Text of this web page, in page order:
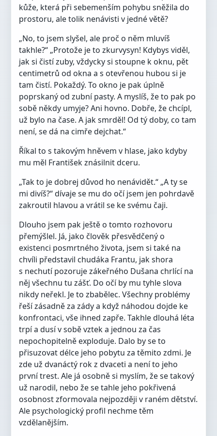
kůže, která při sebemenším pohybu sněžila do
prostoru, ale tolik nenávisti v jedné větě?
„No, to jsem slyšel, ale proč o něm mluvíš
takhle?“ „Protože je to zkurvysyn! Kdybys viděl,
jak si čistí zuby, vždycky si stoupne k oknu, pět
centimetrů od okna a s otevřenou hubou si je
tam čistí. Pokaždý. To okno je pak úplně
poprskaný od zubní pasty. A myslíš, že to pak po
sobě někdy umyje? Ani hovno. Dobře, že chcípl,
už bylo na čase. A jak smrděl! Od tý doby, co tam
není, se dá na cimře dejchat.“
Říkal to s takovým hněvem v hlase, jako kdyby
mu měl František znásilnit dceru.
„Tak to je dobrej důvod ho nenávidět.“ „A ty se
mi divíš?“ dívaje se mu do očí jsem jen pohrdavě
zakroutil hlavou a vrátil se ke svému čaji.
Dlouho jsem pak ještě o tomto rozhovoru
přemýšlel. Já, jako člověk přesvědčený o
existenci posmrtného života, jsem si také na
chvíli představil chudáka Frantu, jak shora
s nechutí pozoruje zákeřného Dušana chrlící na
něj všechnu tu zášť. Do očí by mu tyhle slova
nikdy neřekl. Je to zbabělec. Všechny problémy
řeší zásadně za zády a když náhodou dojde ke
konfrontaci, vše ihned zapře. Takhle dlouhá léta
trpí a dusí v sobě vztek a jednou za čas
nepochopitelně exploduje. Dalo by se to
přisuzovat délce jeho pobytu za těmito zdmi. Je
zde už dvanáctý rok z dvaceti a není to jeho
první trest. Ale já osobně si myslím, že se takový
už narodil, nebo že se tahle jeho pokřivená
osobnost zformovala nejpozději v raném dětství.
Ale psychologický profil nechme těm
vzdělanějším.